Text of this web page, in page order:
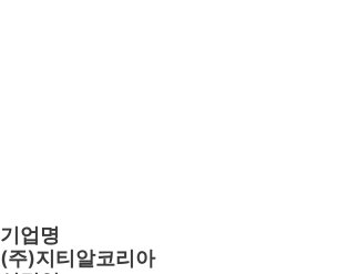
기업명
(주)지티알코리아